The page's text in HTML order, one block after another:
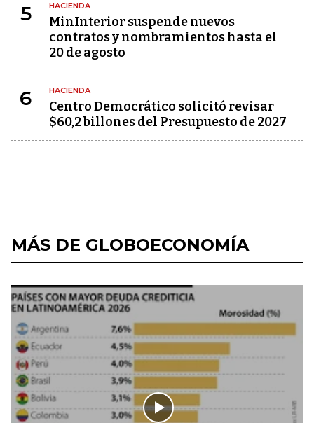
5 HACIENDA
MinInterior suspende nuevos
contratos y nombramientos hasta el
20 de agosto
6 HACIENDA
Centro Democrático solicitó revisar
$60,2 billones del Presupuesto de 2027
MÁS DE GLOBOECONOMÍA